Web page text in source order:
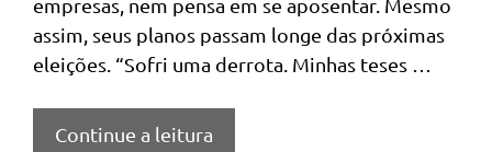
empresas, nem pensa em se aposentar. Mesmo
assim, seus planos passam longe das próximas
eleições. “Sofri uma derrota. Minhas teses …
Continue a leitura